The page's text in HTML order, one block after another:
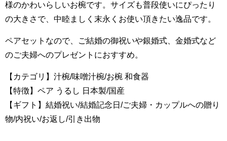
様のかわいらしいお椀です。サイズも普段使いにぴったり
の大きさで、中睦ましく末永くお使い頂きたい逸品です。
ペアセットなので、ご結婚の御祝いや銀婚式、金婚式など
のご夫婦へのプレゼントにおすすめ。
【カテゴリ】汁椀/味噌汁椀/お椀 和食器
【特徴】ペア うるし 日本製/国産
【ギフト】結婚祝い/結婚記念日/ご夫婦・カップルへの贈り
物/内祝い/お返し/引き出物